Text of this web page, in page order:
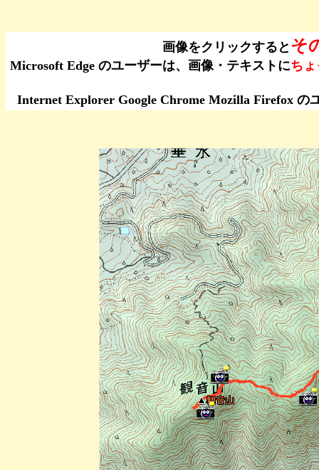
画像をクリックすると そ
Microsoft Edge のユーザーは、画像・テキストにち
Internet Explorer Google Chrome Mozilla Firefox の